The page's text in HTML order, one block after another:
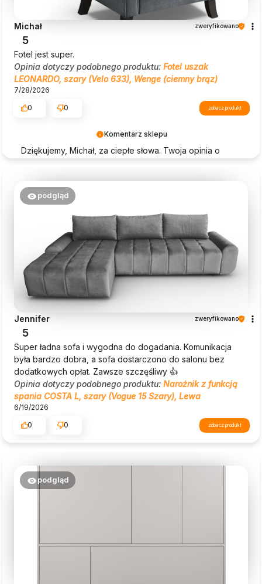
Komentarz sklepu
Dziękujemy, Michał, za ciepłe słowa. Twoja opinia o
Michał zweryfikowano
5
Fotel jest super.
Opinia dotyczy podobnego produktu: Fotel uszak
LEONARDO, szary (Velo 633), Wenge (ciemny brąz)
7/28/2026
0
0 zobacz produkt
podgląd
Jennifer zweryfikowano
5
Super ładna sofa i wygodna do dogadania. Komunikacja
była bardzo dobra, a sofa dostarczono do salonu bez
dodatkowych opłat. Zawsze szczęśliwy 👍
Opinia dotyczy podobnego produktu: Narożnik z funkcją
spania COSTA L, szary (Vogue 15 Szary), Lewa
6/19/2026
0
0 zobacz produkt
podgląd